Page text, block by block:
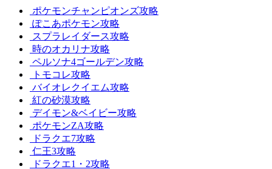
ポケモンチャンピオンズ攻略
ぽこあポケモン攻略
スプラレイダース攻略
時のオカリナ攻略
ペルソナ4ゴールデン攻略
トモコレ攻略
バイオレクイエム攻略
紅の砂漠攻略
デイモン&ベイビー攻略
ポケモンZA攻略
ドラクエ7攻略
仁王3攻略
ドラクエ1・2攻略